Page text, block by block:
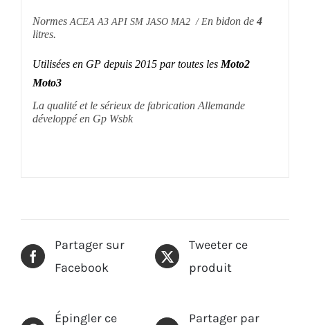
Normes ACEA A3 API SM JASO MA2 / En bidon de4
litres.
Utilisées en GP depuis 2015 par toutes les Moto2
Moto3
La qualité et le sérieux de fabrication Allemande
développé en Gp Wsbk
Partager sur
Facebook
Tweeter ce
produit
Épingler ce Partager par